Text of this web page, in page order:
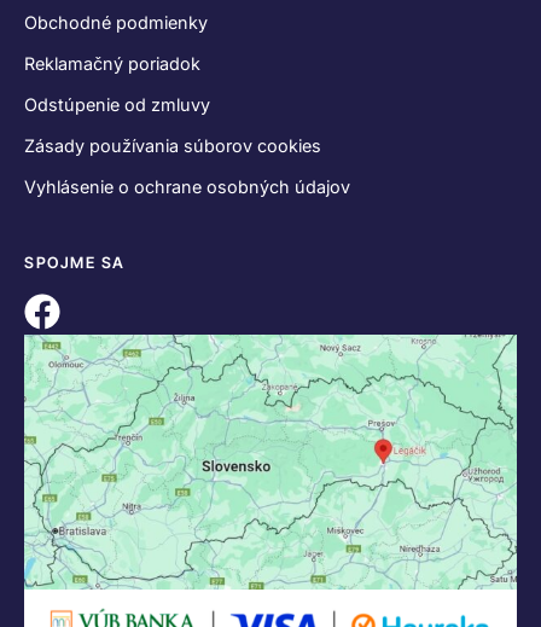
Obchodné podmienky
Reklamačný poriadok
Odstúpenie od zmluvy
Zásady používania súborov cookies
Vyhlásenie o ochrane osobných údajov
SPOJME SA